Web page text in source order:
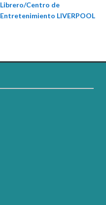
Librero/Centro de
Entretenimiento LIVERPOOL